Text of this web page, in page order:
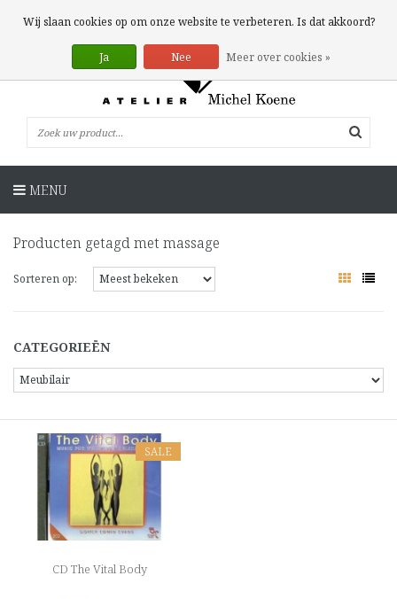
0 Artikelen
MENU
Producten getagd met massage
Sorteren op:
CATEGORIEËN
SALE
CD The Vital Body
Wij slaan cookies op om onze website te verbeteren. Is dat akkoord?
Ja Nee Meer over cookies »